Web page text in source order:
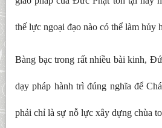
thế lực ngoại đạo nào có thể làm hủy
Bàng bạc trong rất nhiều bài kinh,
dạy pháp hành trì đúng nghĩa để
phải chỉ là sự nỗ lực xây dựng chùa